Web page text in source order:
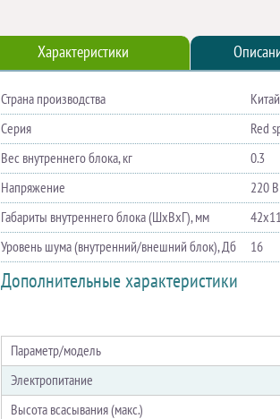
Характеристики
Страна производства
Китай
Серия
Red
Вес внутреннего блока, кг
0.3
Напряжение
220 В
Габариты внутреннего блока (ШхВхГ), мм
Уровень шума (внутренний/внешний блок), Дб
16
Дополнительные характеристики
Параметр/модель
Электропитание
Высота всасывания (макс.)